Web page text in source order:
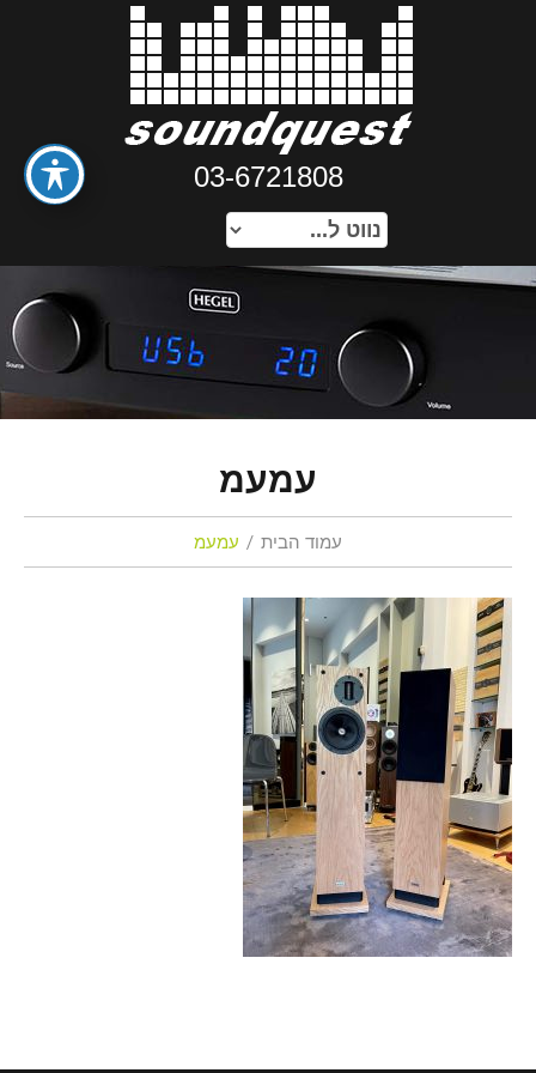
03-6721808
עמעמ
עמוד הבית עמעמ